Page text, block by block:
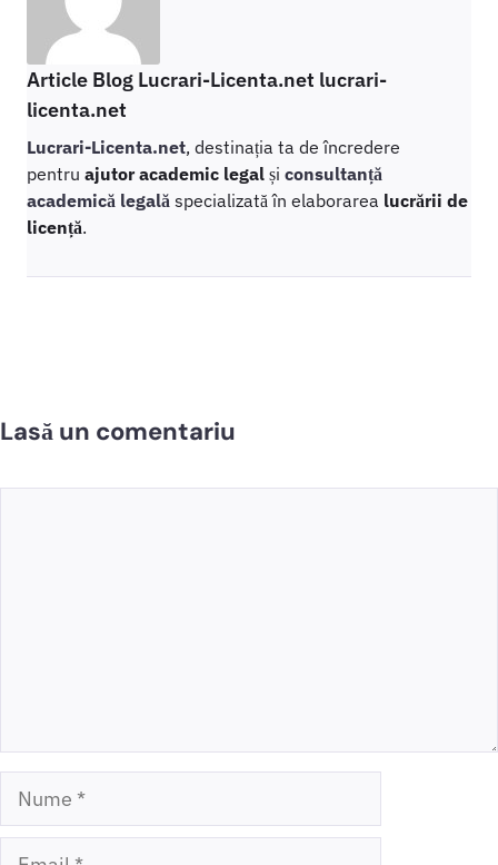
Article Blog Lucrari-Licenta.net lucrari-
licenta.net
Lucrari-Licenta.net, destinația ta de încredere
pentru ajutor academic legal și consultanță
academică legală specializată în elaborarea lucrării de
licență.
Lasă un comentariu
Nume
Email